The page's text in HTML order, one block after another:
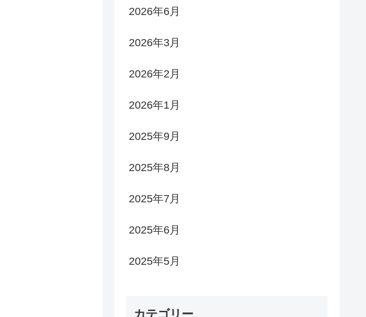
2026年6月
2026年3月
2026年2月
2026年1月
2025年9月
2025年8月
2025年7月
2025年6月
2025年5月
カテゴリー